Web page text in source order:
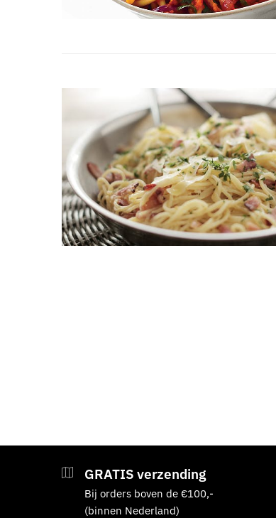
GRATIS verzending
Bij orders boven de €100,-
(binnen Nederland)